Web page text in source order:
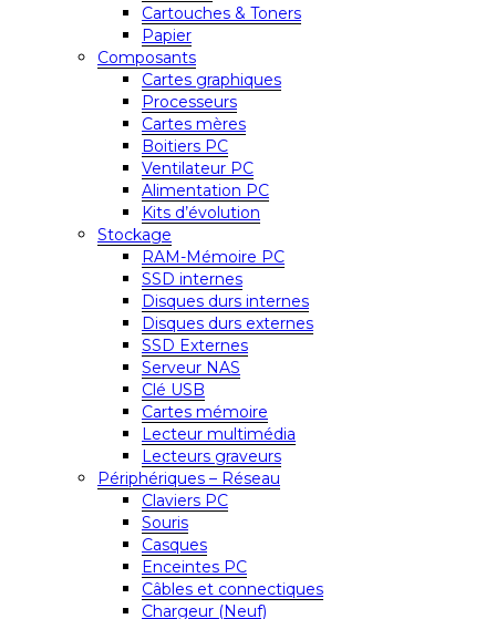
Cartouches & Toners
Papier
Composants
Cartes graphiques
Processeurs
Cartes mères
Boitiers PC
Ventilateur PC
Alimentation PC
Kits d’évolution
Stockage
RAM-Mémoire PC
SSD internes
Disques durs internes
Disques durs externes
SSD Externes
Serveur NAS
Clé USB
Cartes mémoire
Lecteur multimédia
Lecteurs graveurs
Périphériques – Réseau
Claviers PC
Souris
Casques
Enceintes PC
Câbles et connectiques
Chargeur (Neuf)